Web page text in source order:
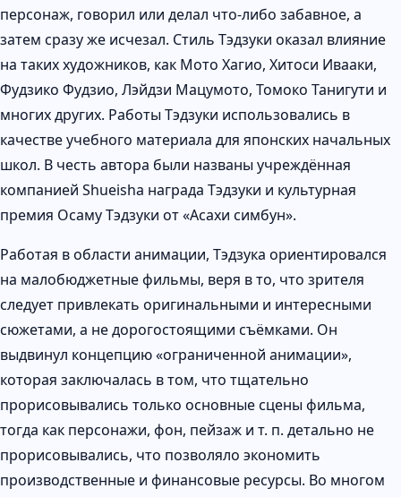
персонаж, говорил или делал что-либо забавное, а
затем сразу же исчезал. Стиль Тэдзуки оказал влияние
на таких художников, как Мото Хагио, Хитоси Ивааки,
Фудзико Фудзио, Лэйдзи Мацумото, Томоко Танигути и
многих других. Работы Тэдзуки использовались в
качестве учебного материала для японских начальных
школ. В честь автора были названы учреждённая
компанией Shueisha награда Тэдзуки и культурная
премия Осаму Тэдзуки от «Асахи симбун».
Работая в области анимации, Тэдзука ориентировался
на малобюджетные фильмы, веря в то, что зрителя
следует привлекать оригинальными и интересными
сюжетами, а не дорогостоящими съёмками. Он
выдвинул концепцию «ограниченной анимации»,
которая заключалась в том, что тщательно
прорисовывались только основные сцены фильма,
тогда как персонажи, фон, пейзаж и т. п. детально не
прорисовывались, что позволяло экономить
производственные и финансовые ресурсы. Во многом